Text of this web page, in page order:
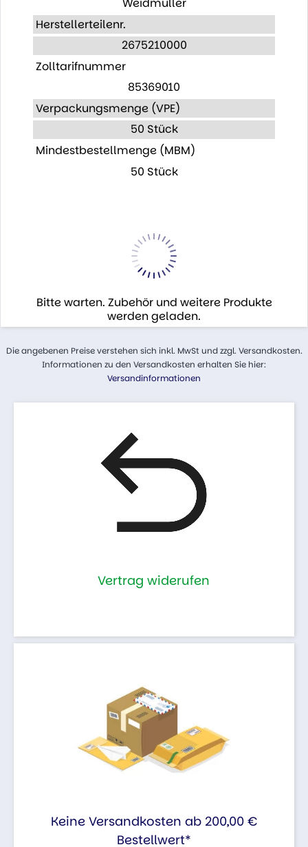
Weidmüller
Herstellerteilenr.
2675210000
Zolltarifnummer
85369010
Verpackungsmenge (VPE)
50 Stück
Mindestbestellmenge (MBM)
50 Stück
Bitte warten. Zubehör und weitere Produkte
werden geladen.
Die angebenen Preise verstehen sich inkl. MwSt und zzgl. Versandkosten.
Informationen zu den Versandkosten erhalten Sie hier:
Versandinformationen
Vertrag widerufen
Keine Versandkosten ab 200,00 €
Bestellwert*